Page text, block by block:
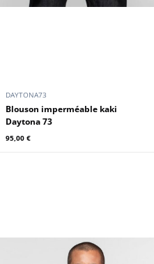
DAYTONA73
Blouson imperméable kaki
Daytona 73
95,00 €